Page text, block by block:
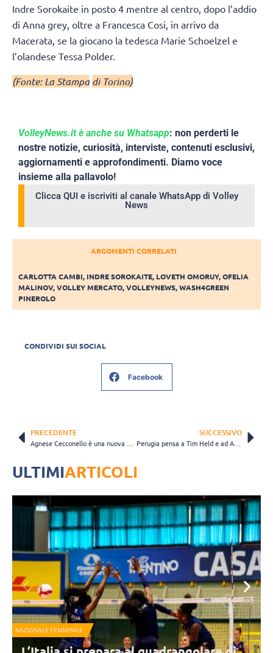
Indre Sorokaite in posto 4 mentre al centro, dopo l’addio
di Anna grey, oltre a Francesca Cosi, in arrivo da
Macerata, se la giocano la tedesca Marie Schoelzel e
l’olandese Tessa Polder.
(Fonte: La Stampa di Torino)
VolleyNews.it è anche su Whatsapp: non perderti le
nostre notizie, curiosità, interviste, contenuti esclusivi,
aggiornamenti e approfondimenti. Diamo voce
insieme alla pallavolo!
Clicca QUI e iscriviti al canale WhatsApp di Volley
News
ARGOMENTI CORRELATI
CARLOTTA CAMBI, INDRE SOROKAITE, LOVETH OMORUY,OFELIA
MALINOV,VOLLEY MERCATO,VOLLEYNEWS,WASH4GREEN
PINEROLO
CONDIVIDI SUI SOCIAL
Facebook
PRECEDENTE SUCCESSIVO
Perugia pensa a Tim Held e ad Alessandro Toscani
ULTIMIARTICOLI
NAZIONALE FEMMINILE